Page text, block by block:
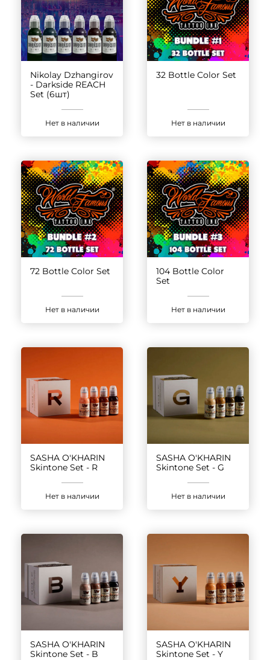
Nikolay Dzhangirov
- Darkside REACH
Set (6шт)
Нет в наличии
32 Bottle Color Set
Нет в наличии
72 Bottle Color Set
Нет в наличии
104 Bottle Color
Set
Нет в наличии
SASHA O'KHARIN
Skintone Set - R
Нет в наличии
SASHA O'KHARIN
Skintone Set - G
Нет в наличии
SASHA O'KHARIN
Skintone Set - B
SASHA O'KHARIN
Skintone Set - Y